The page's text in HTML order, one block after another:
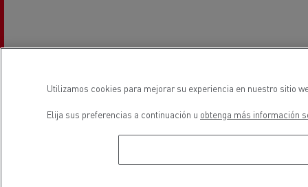
Utilizamos cookies para mejorar su experiencia en nuestro sitio
Elija sus preferencias a continuación u obtenga más información